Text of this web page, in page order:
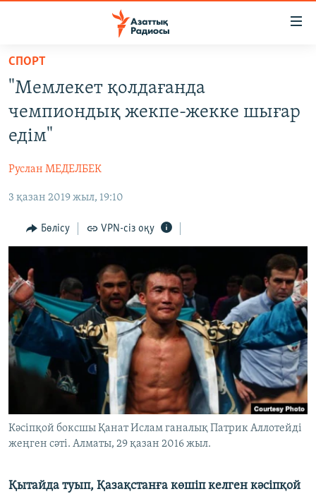
Skip
main
content
main
Navigation
Skip
Search
ЖАҢАЛЫҚТАР
AZATTYQTV
АДАМ ҚҰҚЫҚТАРЫ
ӘЛЕУМЕТ
ӘЛЕМ
Русский
ЖАЗЫЛЫҢЫЗ
Басқа тілдерде
СПОРТ
"Мемлекет қолдағанда
чемпиондық жекпе-жекке шығар
едім"
Руслан МЕДЕЛБЕК
3 қазан 2019 жыл, 19:10
Бөлісу VPN-сіз оқу
Кәсіпқой боксшы Қанат Ислам ганалық Патрик Аллотейді
жеңген сәті. Алматы, 29 қазан 2016 жыл.
Қытайда туып, Қазақстанға көшіп келген кәсіпқой